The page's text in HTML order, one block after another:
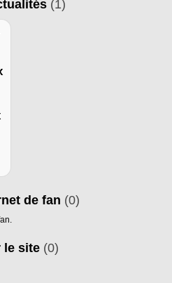
(1)
de fan (0)
le site (0)